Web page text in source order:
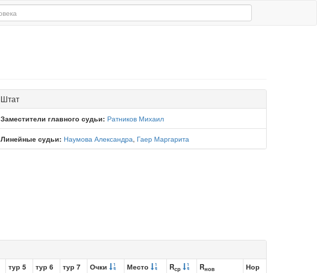
Штат
Заместители главного судьи: Ратников Михаил
Линейные судьи: Наумова Александра, Гаер Маргарита
тур 5 тур 6 тур 7 Очки Место Rср Rнов
Нор